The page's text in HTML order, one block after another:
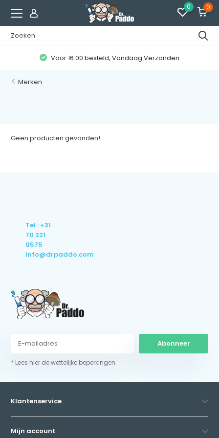
0 0
Voor 16:00 besteld, Vandaag Verzonden
Merken
Geen producten gevonden!...
Tel : +31
70 221
0575
info@drpaddo.com
Abonneer
* Lees hier de wettelijke beperkingen
Klantenservice
Mijn account